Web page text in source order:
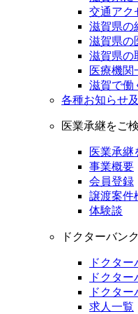
交通アク
滋賀県の
滋賀県の
滋賀県の
医療機関
滋賀で働
各種お知らせ
医業承継をご
医業承継
事業概要
会員登録
譲渡案件
体験談
ドクターバンク
ドクター
ドクタ
ドクタ
求人一覧